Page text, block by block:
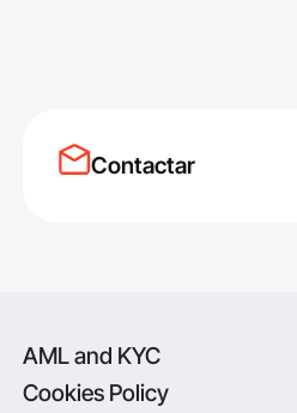
Contactar
AML and KYC
Cookies Policy